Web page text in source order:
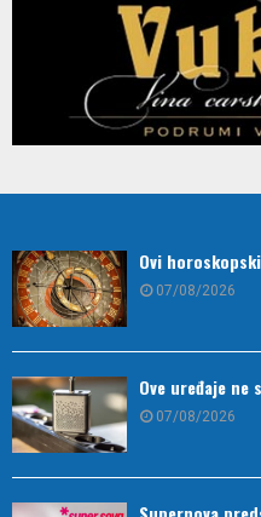
Ovi
07/08/2026
Ove uređaje
07/08/2026